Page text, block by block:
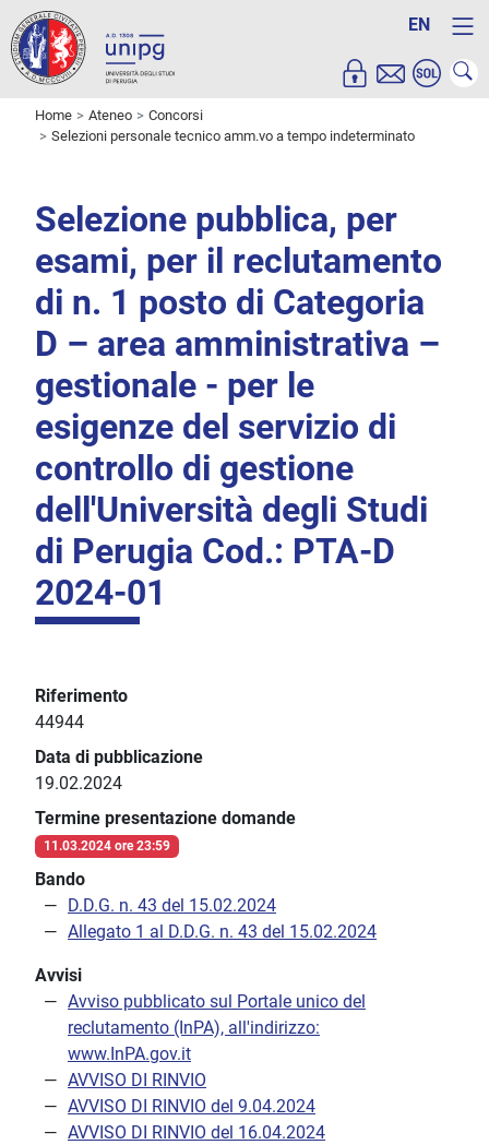
EN
Home Ateneo
Concorsi
Selezioni personale tecnico amm.vo a tempo indeterminato
Selezione pubblica, per
esami, per il reclutamento
di n. 1 posto di Categoria
D – area amministrativa –
gestionale - per le
esigenze del servizio di
controllo di gestione
dell'Università degli Studi
di Perugia Cod.: PTA-D
2024-01
Riferimento
44944
Data di pubblicazione
19.02.2024
Termine presentazione domande
11.03.2024 ore 23:59
Bando
D.D.G. n. 43 del 15.02.2024
Allegato 1 al D.D.G. n. 43 del 15.02.2024
Avvisi
Avviso pubblicato sul Portale unico del
reclutamento (InPA), all'indirizzo:
www.InPA.gov.it
AVVISO DI RINVIO
AVVISO DI RINVIO del 9.04.2024
AVVISO DI RINVIO del 16.04.2024